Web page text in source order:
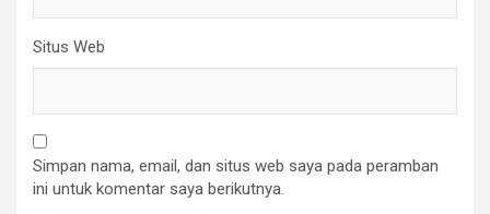
Situs Web
Simpan nama, email, dan situs web saya pada peramban
ini untuk komentar saya berikutnya.